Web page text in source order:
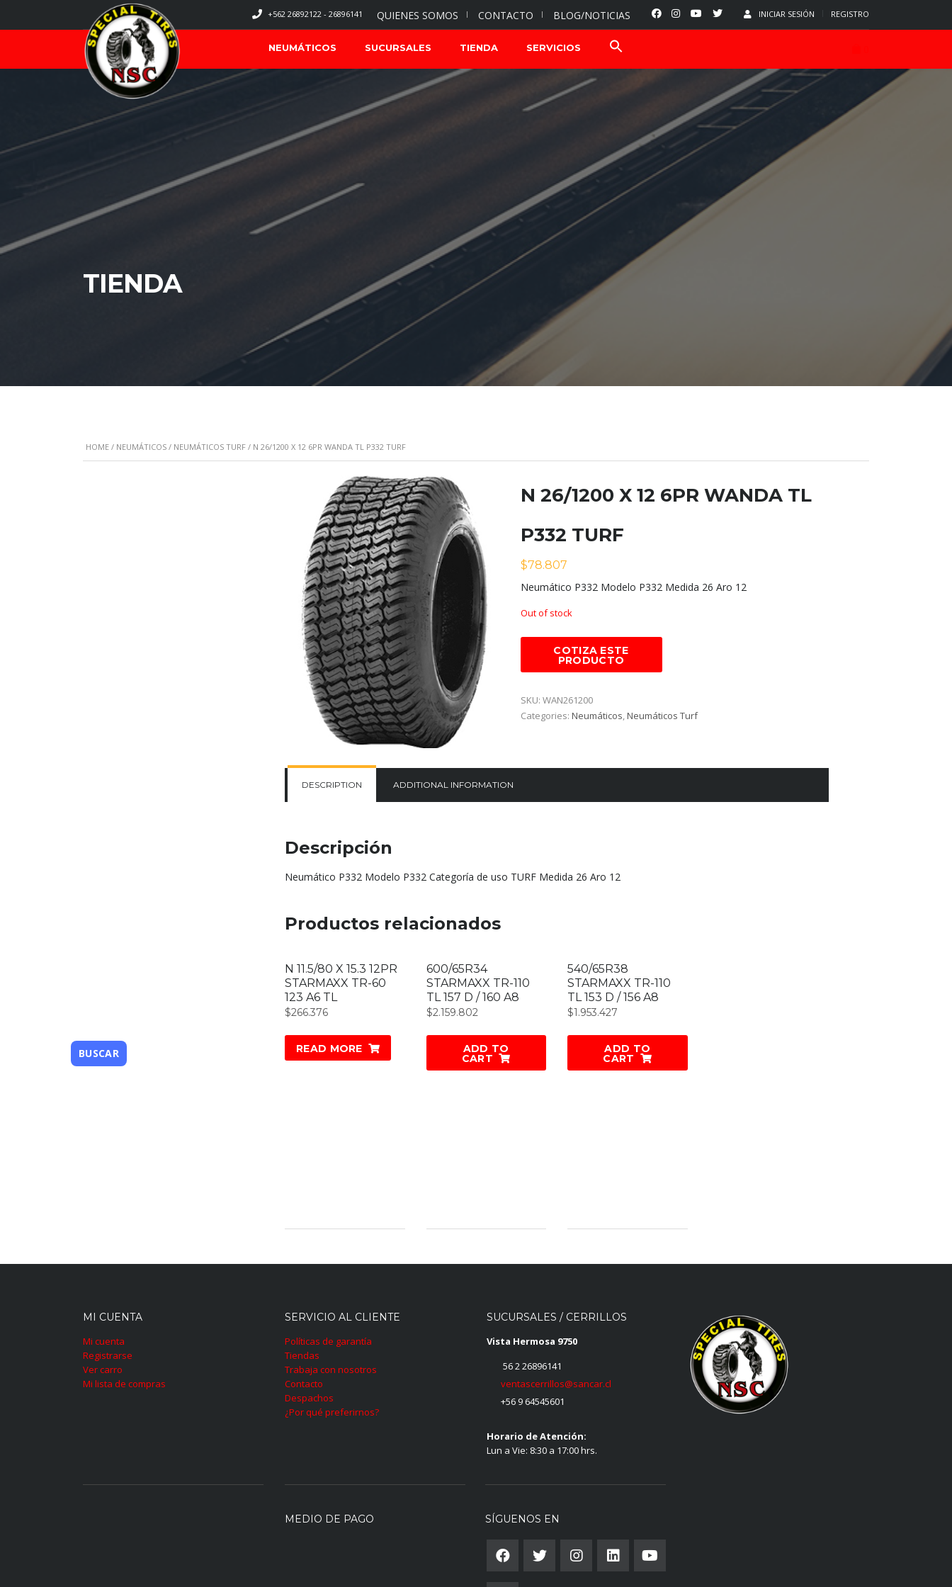
INICIAR SESIÓN REGISTRO
QUIENES SOMOS CONTACTO BLOG/NOTICIAS
+562 26892122 - 26896141
NEUMÁTICOS SUCURSALES TIENDA SERVICIOS
TIENDA
HOME / NEUMÁTICOS / NEUMÁTICOS TURF / N 26/1200 X 12 6PR WANDA TL P332 TURF
N 26/1200 X 12 6PR WANDA TL
P332 TURF
$78.807
Neumático P332 Modelo P332 Medida 26 Aro 12
Out of stock
SKU: WAN261200
Categories: Neumáticos,Neumáticos Turf
DESCRIPTION ADDITIONAL INFORMATION
Descripción
Neumático P332 Modelo P332 Categoría de uso TURF Medida 26 Aro 12
Productos relacionados
N 11.5/80 X 15.3 12PR
STARMAXX TR-60
123 A6 TL
$266.376
READ MORE
600/65R34
STARMAXX TR-110
TL 157 D / 160 A8
$2.159.802
ADD TO
CART
540/65R38
STARMAXX TR-110
TL 153 D / 156 A8
$1.953.427
ADD TO
CART
MI CUENTA
Mi cuenta
Registrarse
Ver carro
Mi lista de compras
SERVICIO AL CLIENTE
Políticas de garantía
Tiendas
Trabaja con nosotros
Contacto
Despachos
¿Por qué preferirnos?
SUCURSALES / CERRILLOS
Vista Hermosa 9750
56 2 26896141
ventascerrillos@sancar.cl
+56 9 64545601
Horario de Atención:
Lun a Vie: 8:30 a 17:00 hrs.
MEDIO DE PAGO SÍGUENOS EN